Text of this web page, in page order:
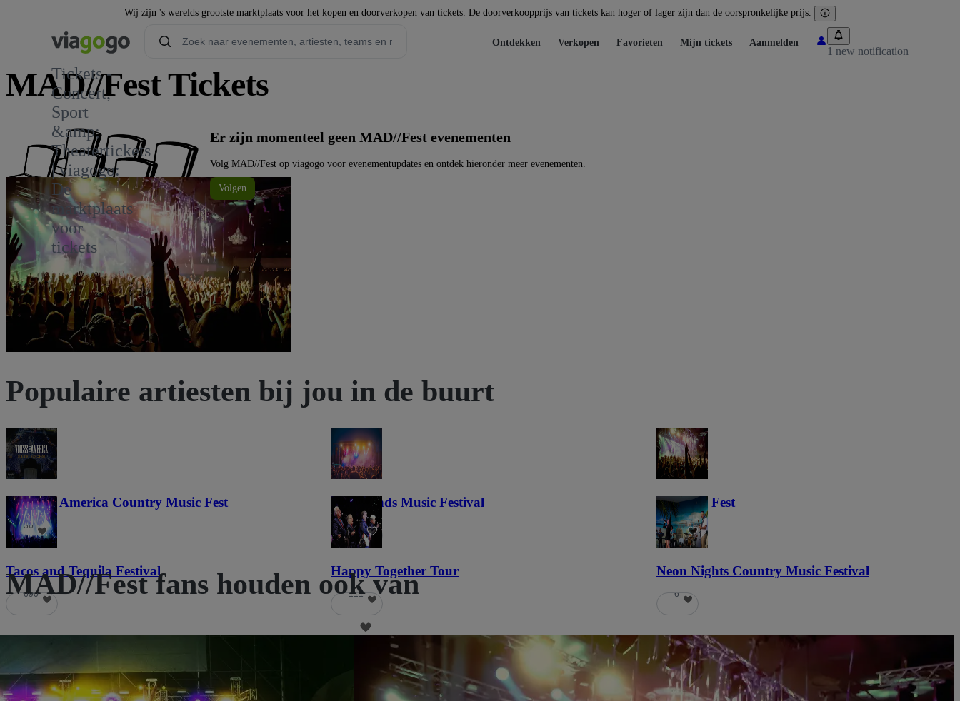
Wij zijn 's werelds grootste marktplaats voor het kopen en doorverkopen van tickets. De doorverkoopprijs van tickets kan hoger of lager zijn dan de oorspronkelijke prijs.
Tickets -
Concert,
Sport
&amp;
Theatertickets
| viagogo:
De
marktplaats
voor
tickets
Ontdekken Verkopen Favorieten Mijn tickets Aanmelden
1 new notification
MAD//Fest Tickets
Er zijn momenteel geen MAD//Fest evenementen
Volg MAD//Fest op viagogo voor evenementupdates en ontdek hieronder meer evenementen.
Volgen
Populaire artiesten bij jou in de buurt
Voices of America Country Music Fest
36
Lost Lands Music Festival
121
Haunted Fest
58
Tacos and Tequila Festival
690
Happy Together Tour
111
Neon Nights Country Music Festival
6
MAD//Fest fans houden ook van